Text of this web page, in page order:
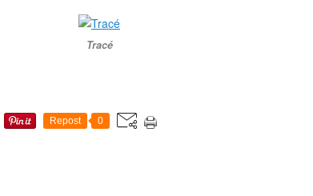
Tracé
Repost 0